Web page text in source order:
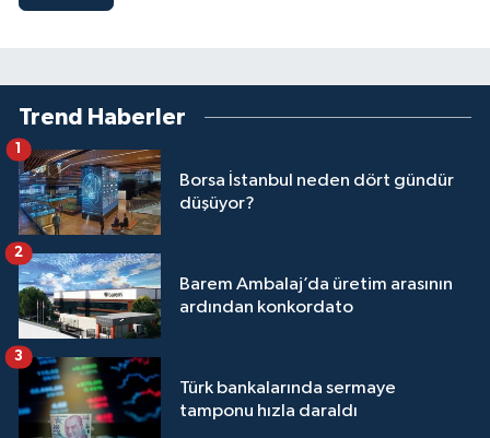
Trend Haberler
Borsa İstanbul neden dört gündür
düşüyor?
Barem Ambalaj’da üretim arasının
ardından konkordato
2
Türk bankalarında sermaye
tamponu hızla daraldı
3